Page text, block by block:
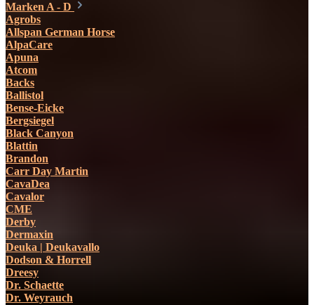
Marken A - D
Agrobs
Allspan German Horse
AlpaCare
Apuna
Atcom
Backs
Ballistol
Bense-Eicke
Bergsiegel
Black Canyon
Blattin
Brandon
Carr Day Martin
CavaDea
Cavalor
CME
Derby
Dermaxin
Deuka | Deukavallo
Dodson & Horrell
Dreesy
Dr. Schaette
Dr. Weyrauch